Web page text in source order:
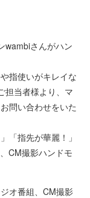
wambiさんがハン
指使いがキレイな
担当者様より、マ
問い合わせをいた
「指先が華麗！」
CM撮影ハンドモ
オ番組、CM撮影